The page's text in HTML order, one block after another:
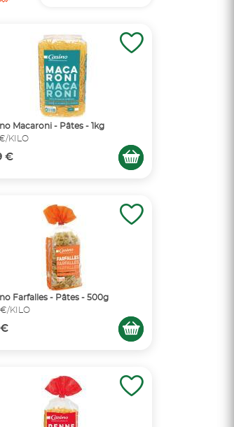
Macaroni - Pâtes - 1kg
KILO
€
Farfalles - Pâtes - 500g
€/KILO
€